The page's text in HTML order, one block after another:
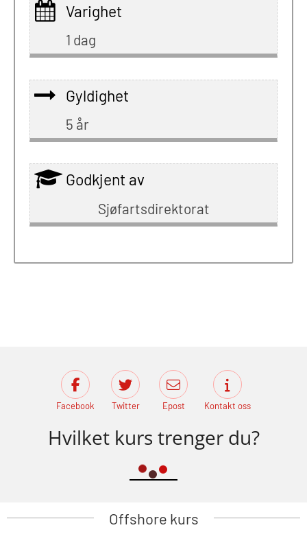
Varighet
1 dag
Gyldighet
5 år
Godkjent av
Sjøfartsdirektorat
Facebook Twitter Epost Kontakt oss
Hvilket kurs trenger du?
Offshore kurs